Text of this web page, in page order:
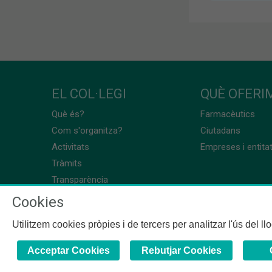
EL COL·LEGI
Què és?
Com s'organitza?
Activitats
Tràmits
Transparència
QUÈ
Farmacèutics
Ciutadans
Empreses i
Cookies
Utilitzem cookies pròpies i de tercers per analitzar l'ús del
Acceptar Cookies Rebutjar Cookies